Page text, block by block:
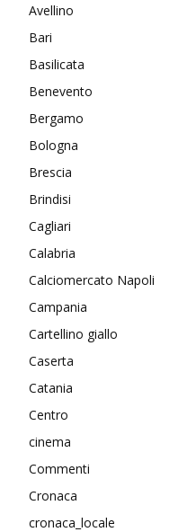
Avellino
Bari
Basilicata
Benevento
Bergamo
Bologna
Brescia
Brindisi
Cagliari
Calabria
Calciomercato Napoli
Campania
Cartellino giallo
Caserta
Catania
Centro
cinema
Commenti
Cronaca
cronaca_locale